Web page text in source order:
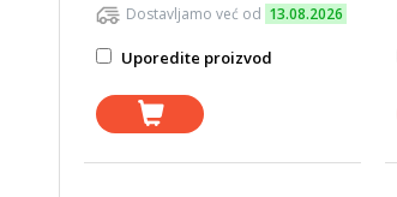
Dostavljamo već od 13.08.2026
Uporedite proizvod